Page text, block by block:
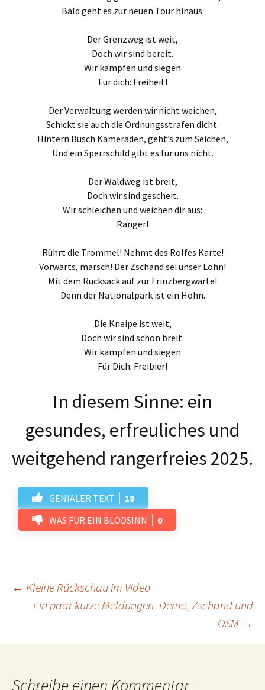
Bald geht es zur neuen Tour hinaus.
Der Grenzweg ist weit,
Doch wir sind bereit.
Wir kämpfen und siegen
Für dich: Freiheit!
Der Verwaltung werden wir nicht weichen,
Schickt sie auch die Ordnungsstrafen dicht.
Hintern Busch Kameraden, geht’s zum Seichen,
Und ein Sperrschild gibt es für uns nicht.
Der Waldweg ist breit,
Doch wir sind gescheit.
Wir schleichen und weichen dir aus:
Ranger!
Rührt die Trommel! Nehmt des Rolfes Karte!
Vorwärts, marsch! Der Zschand sei unser Lohn!
Mit dem Rucksack auf zur Frinzbergwarte!
Denn der Nationalpark ist ein Hohn.
Die Kneipe ist weit,
Doch wir sind schon breit.
Wir kämpfen und siegen
Für Dich: Freibier!
In diesem Sinne: ein
gesundes, erfreuliches und
weitgehend rangerfreies 2025.
GENIALER TEXT
18
WAS FÜR EIN BLÖDSINN
0
Beitrags-
← Kleine Rückschau im Video
Ein paar kurze Meldungen–Demo, Zschand und
OSM →
Schreibe einen Kommentar